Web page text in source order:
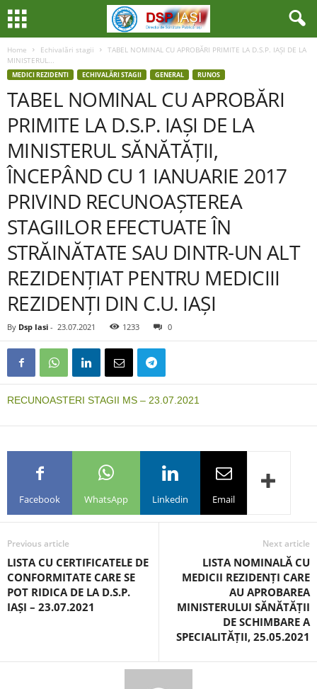
Home Echivalări stagii
TABEL NOMINAL CU APROBĂRI PRIMITE LA D.S.P. IAȘI DE LA
MINISTERUL...
MEDICI REZIDENTI ECHIVALĂRI STAGII GENERAL RUNOS
TABEL NOMINAL CU APROBĂRI
PRIMITE LA D.S.P. IAȘI DE LA
MINISTERUL SĂNĂTĂȚII,
ÎNCEPÂND CU 1 IANUARIE 2017
PRIVIND RECUNOAȘTEREA
STAGIILOR EFECTUATE ÎN
STRĂINĂTATE SAU DINTR-UN ALT
REZIDENȚIAT PENTRU MEDICIII
REZIDENȚI DIN C.U. IAȘI
By Dsp Iasi - 23.07.2021 1233 0
RECUNOASTERI STAGII MS – 23.07.2021
Facebook WhatsApp Linkedin Email
Previous article
LISTA CU CERTIFICATELE DE
CONFORMITATE CARE SE
POT RIDICA DE LA D.S.P.
IAȘI – 23.07.2021
Next article
LISTA NOMINALĂ CU
MEDICII REZIDENȚI CARE
AU APROBAREA
MINISTERULUI SĂNĂTĂȚII
DE SCHIMBARE A
SPECIALITĂȚII, 25.05.2021